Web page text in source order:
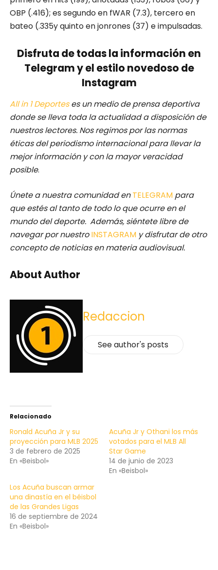
OBP (.416); es segundo en fWAR (7.3), tercero en
bateo (.335y quinto en jonrones (37) e impulsadas.
Disfruta de todas la información en
Telegram y el estilo novedoso de
Instagram
All in 1 Deporteses un medio de prensa deportiva
donde se lleva toda la actualidad a disposición de
nuestros lectores. Nos regimos por las normas
éticas del periodismo internacional para llevar la
mejor información y con la mayor veracidad
posible.
Únete a nuestra comunidad enTELEGRAM para
que estés al tanto de todo lo que ocurre en el
mundo del deporte. Además, siéntete libre de
navegar por nuestro INSTAGRAM y disfrutar de otro
concepto de noticias en materia audiovisual.
About Author
Redaccion
See author's posts
Relacionado
Ronald Acuña Jr y su
proyección para MLB 2025
3 de febrero de 2025
En «Beisbol»
Acuña Jr y Othani los más
votados para el MLB All
Star Game
14 de junio de 2023
En «Beisbol»
Los Acuña buscan armar
una dinastía en el béisbol
de las Grandes Ligas
16 de septiembre de 2024
En «Beisbol»